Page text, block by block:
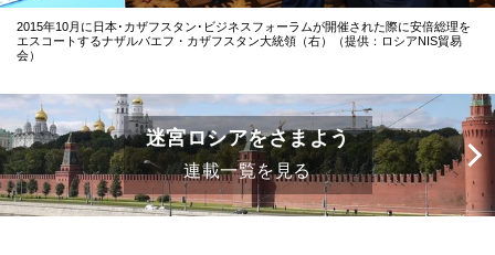
2015年10月に日本･カザフスタン･ビジネスフォーラムが開催された際に安倍総理を
エスコートするナザルバエフ・カザフスタン大統領（右）（提供：ロシアNIS貿易
会）
迷宮ロシアをさまよう
連載一覧を見る